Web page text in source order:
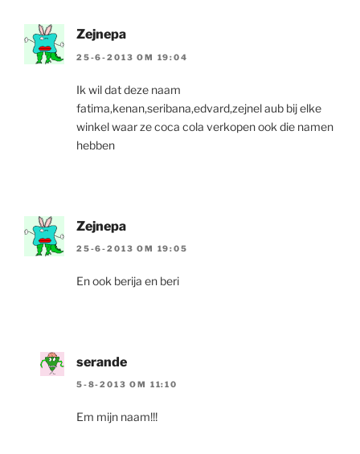
Zejnepa
25-6-2013 OM 19:04
Ik wil dat deze naam
fatima,kenan,seribana,edvard,zejnel aub bij elke
winkel waar ze coca cola verkopen ook die namen
hebben
Zejnepa
25-6-2013 OM 19:05
En ook berija en beri
serande
5-8-2013 OM 11:10
Em mijn naam!!!